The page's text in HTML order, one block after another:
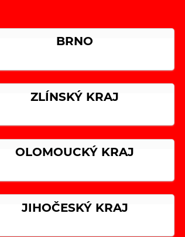
BRNO
ZLÍNSKÝ KRAJ
OLOMOUCKÝ KRAJ
JIHOČESKÝ KRAJ